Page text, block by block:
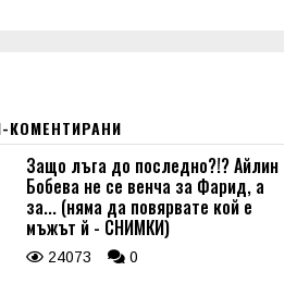
КОМЕНТИРАНИ
Защо лъга до последно?!? Айлин
Бобева не се венча за Фарид, а
за... (няма да повярвате кой е
мъжът й - СНИМКИ)
24073 0